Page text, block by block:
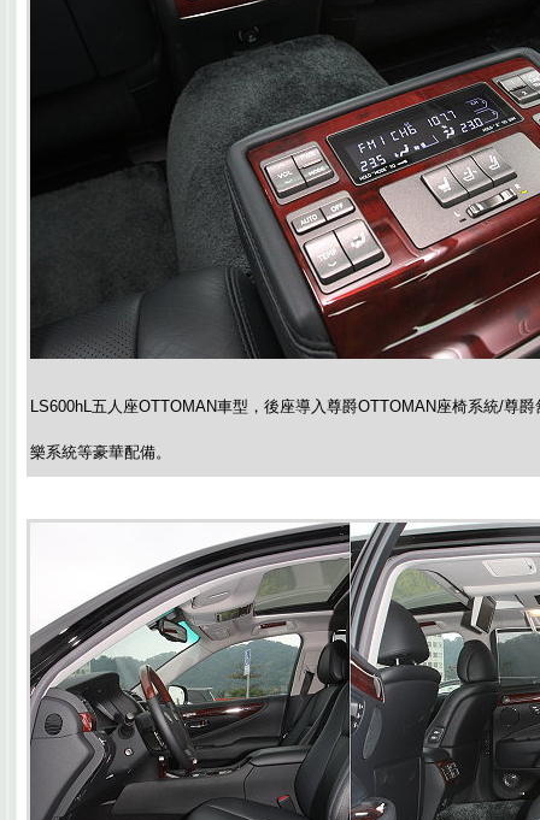
LS600hL五人座OTTOMAN車型，後座導入尊爵OTTOMAN座椅系統/尊
樂系統等豪華配備。